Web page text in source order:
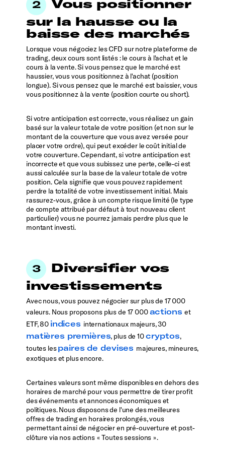
Vous positionner
sur la hausse ou la
baisse des marchés
Lorsque vous négociez les CFD sur notre plateforme de
trading, deux cours sont listés : le cours à l'achat et le
cours à la vente. Si vous pensez que le marché est
haussier, vous vous positionnez à l'achat (position
longue). Si vous pensez que le marché est baissier, vous
vous positionnez à la vente (position courte ou short).
Si votre anticipation est correcte, vous réalisez un gain
basé sur la valeur totale de votre position (et non sur le
montant de la couverture que vous avez versée pour
placer votre ordre), qui peut excéder le coût initial de
votre couverture. Cependant, si votre anticipation est
incorrecte et que vous subissez une perte, celle-ci est
aussi calculée sur la base de la valeur totale de votre
position. Cela signifie que vous pouvez rapidement
perdre la totalité de votre investissement initial. Mais
rassurez-vous, grâce à un compte risque limité (le type
de compte attribué par défaut à tout nouveau client
particulier) vous ne pourrez jamais perdre plus que le
montant investi.
Diversifier vos
investissements
Avec nous, vous pouvez négocier sur plus de 17 000
valeurs. Nous proposons plus de 17 000actionset
ETF, 80 indices internationaux majeurs, 30
matières premières, plus de 10cryptos,
toutes lespaires de devises majeures, mineures,
exotiques et plus encore.
Certaines valeurs sont même disponibles en dehors des
horaires de marché pour vous permettre de tirer profit
des événements et annonces économiques et
politiques. Nous disposons de l'une des meilleures
offres de trading en horaires prolongés, vous
permettant ainsi de négocier en pré-ouverture et post-
clôture via nos actions « Toutes sessions ».